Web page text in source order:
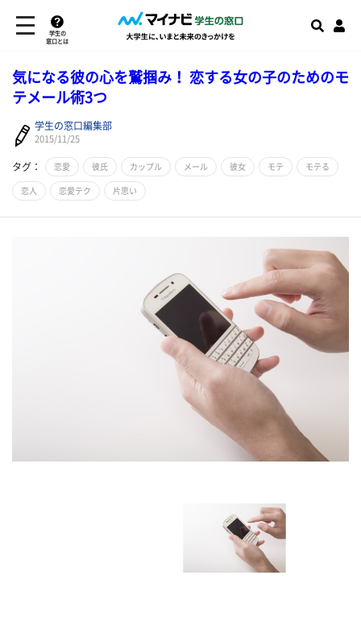
学生の
窓口とは
気になる彼の心を鷲掴み！ 恋する女の子のためのモ
テメール術3つ
学生の窓口編集部
2015/11/25
タグ： 恋愛 彼氏 カップル メール 彼女 モテ モテる
恋人 恋愛テク 片思い